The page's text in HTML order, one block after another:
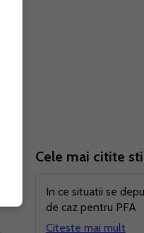
Cele mai citite
In ce situatii se
de caz pentru PFA
Citeste mai mult